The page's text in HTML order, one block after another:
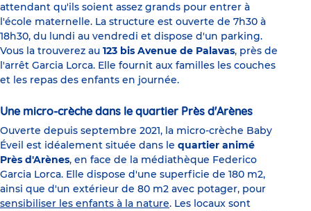
attendant qu'ils soient assez grands pour entrer à
l'école maternelle. La structure est ouverte de 7h30 à
18h30, du lundi au vendredi et dispose d'un parking.
Vous la trouverez au 123 bis Avenue de Palavas, près de
l'arrêt Garcia Lorca. Elle fournit aux familles les couches
et les repas des enfants en journée.
Une micro-crèche dans le quartier Près d'Arènes
Ouverte depuis septembre 2021, la micro-crèche Baby
Éveil est idéalement située dans le quartier animé
Près d'Arènes, en face de la médiathèque Federico
Garcia Lorca. Elle dispose d'une superficie de 180 m2,
ainsi que d'un extérieur de 80 m2 avec potager, pour
sensibiliser les enfants à la nature. Les locaux sont